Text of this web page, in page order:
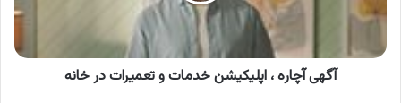
تعمیرات
خانه
آگهی آچاره ، اپلیکیشن خدمات و تعمیرات در خانه